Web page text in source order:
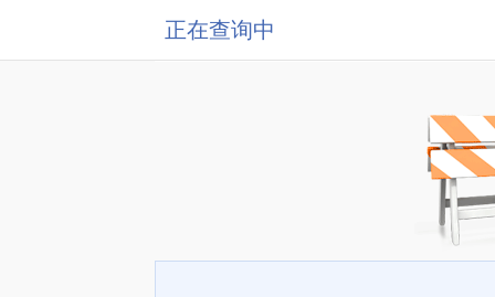
正在查询中